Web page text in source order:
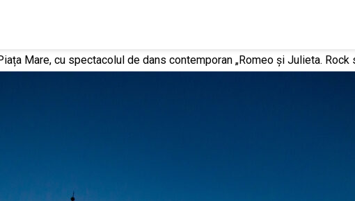
Mare, cu spectacolul de dans contemporan „Romeo și Julieta. Rock